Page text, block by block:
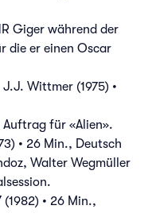
Giger während der
die er einen Oscar
Wittmer (1975) •
Auftrag für «Alien».
• 26 Min., Deutsch
Walter Wegmüller
(1982) • 26 Min.,